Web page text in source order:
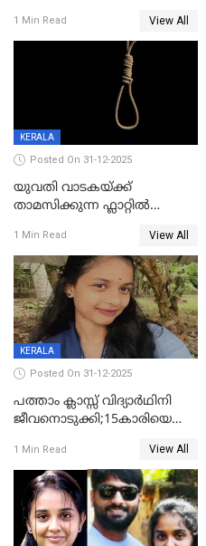
വധശ്രമക്കേസ് പ്രതി പിടിയിൽ
1 Min Read View All
KERALA
Posted On 31-12-2025
യുവതി വാടകയ്ക്ക്
താമസിക്കുന്ന ഫ്ലാറ്റില്‍
സംഭവം കൈതപ്പൊയിലില്‍
1 Min Read View All
KERALA
Posted On 31-12-2025
പത്താം ക്ലാസ്സ് വിദ്യാര്‍ഥിനി
ജീവനൊടുക്കി;15കാരിയെ
കിടപ്പുമുറിയില്‍ തൂങ്ങി മരിച്ച
നിലയിൽ
1 Min Read View All